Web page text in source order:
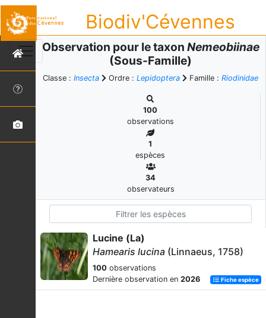
Biodiv'Cévennes
Observation pour le taxon Nemeobiinae
(Sous-Famille)
Classe : Insecta Ordre : Lepidoptera Famille : Riodinidae
100
observations
1
espèces
34
observateurs
Lucine (La)
Hamearis lucina (Linnaeus, 1758)
100 observations
Dernière observation en 2026 Fiche espèce